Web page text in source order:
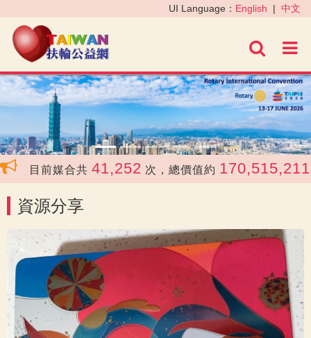
進階
UI Language： English | 中文
‹ ›
目前媒合共 41,252 次，總價值約 170,515,211
資源分享